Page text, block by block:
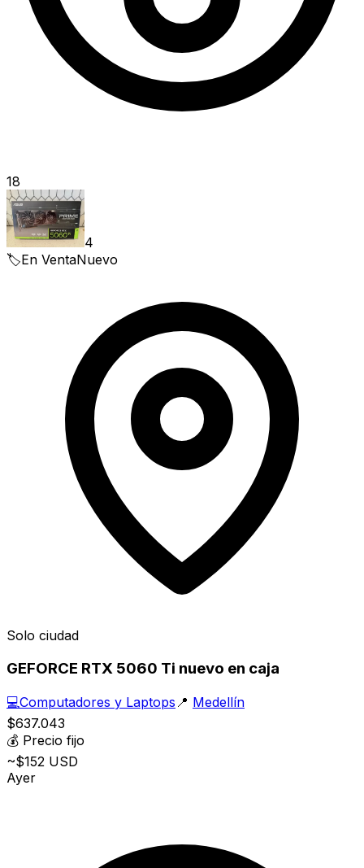
18
4
🏷️En VentaNuevo
Solo ciudad
GEFORCE RTX 5060 Ti nuevo en caja
💻Computadores y Laptops 📍 Medellín
$637.043
💰 Precio fijo
~$152 USD
Ayer